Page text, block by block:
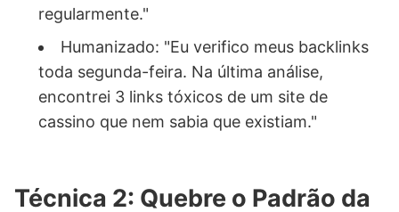
regularmente."
Humanizado: "Eu verifico meus backlinks
toda segunda-feira. Na última análise,
encontrei 3 links tóxicos de um site de
cassino que nem sabia que existiam."
Técnica 2: Quebre o Padrão da